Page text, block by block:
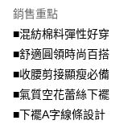
【注意事項】
1.本服務係由「台灣大哥
用戶於交易時，得透過本
買賣價金債權讓與本公司
資料（包含姓名、電話或
由本公司與您本人進行分
３．收到繳費通知簡訊後
ATM／網路銀行／等多元
※ 請注意：結帳手續完成
購買商品的店家。未經商
後付繳納相關費用。
※ 交易是否成功請以「
是否繳費成功／繳費後需
客戶支援中心」https://
每筆NT$70，滿
7-11取貨付款
每筆NT$70，滿
付款後7-11取貨
每筆NT$70，滿
銷售重點
■混紡棉料彈性好穿
■舒適圓領時尚百搭
■收腰剪接顯瘦必備
■氣質空花蕾絲下襬
■下襬A字線條設計